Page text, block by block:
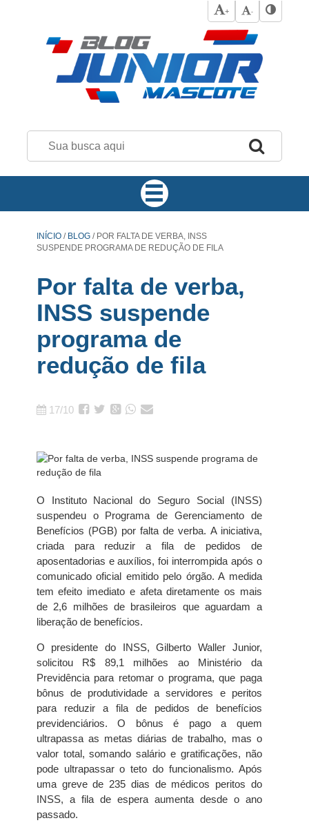
+ -
INÍCIO / BLOG /POR FALTA DE VERBA, INSS
SUSPENDE PROGRAMA DE REDUÇÃO DE FILA
Por falta de verba,
INSS suspende
programa de
redução de fila
17/10
O Instituto Nacional do Seguro Social (INSS)
suspendeu o Programa de Gerenciamento de
Benefícios (PGB) por falta de verba. A iniciativa,
criada para reduzir a fila de pedidos de
aposentadorias e auxílios, foi interrompida após o
comunicado oficial emitido pelo órgão. A medida
tem efeito imediato e afeta diretamente os mais
de 2,6 milhões de brasileiros que aguardam a
liberação de benefícios.
O presidente do INSS, Gilberto Waller Junior,
solicitou R$ 89,1 milhões ao Ministério da
Previdência para retomar o programa, que paga
bônus de produtividade a servidores e peritos
para reduzir a fila de pedidos de benefícios
previdenciários. O bônus é pago a quem
ultrapassa as metas diárias de trabalho, mas o
valor total, somando salário e gratificações, não
pode ultrapassar o teto do funcionalismo. Após
uma greve de 235 dias de médicos peritos do
INSS, a fila de espera aumenta desde o ano
passado.